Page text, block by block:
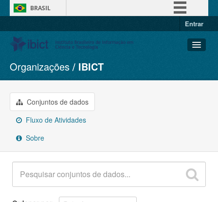
BRASIL
Entrar
Conjuntos de dados
Organizações
Grupos
Sobre
Organizações IBICT
Conjuntos de dados
Fluxo de Atividades
Sobre